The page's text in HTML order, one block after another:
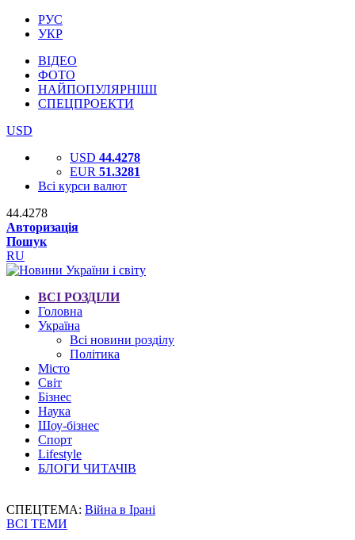
РУС
УКР
ВІДЕО
ФОТО
НАЙПОПУЛЯРНІШІ
СПЕЦПРОЕКТИ
USD
USD 44.4278
EUR 51.3281
Всі курси валют
44.4278
Авторизація
Пошук
RU
ВСІ РОЗДІЛИ
Головна
Україна
Всі новини розділу
Політика
Місто
Світ
Бізнес
Наука
Шоу-бізнес
Спорт
Lifestyle
БЛОГИ ЧИТАЧІВ
СПЕЦТЕМА: Війна в Ірані
ВСІ ТЕМИ